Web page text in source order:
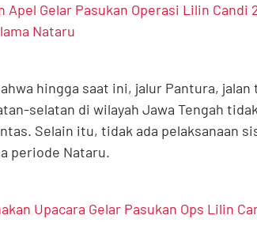
Apel Gelar Pasukan Operasi Lilin Candi
Nataru
hingga saat ini, jalur Pantura, jalan
selatan di wilayah Jawa Tengah
Selain itu, tidak ada pelaksanaan
periode Nataru.
Upacara Gelar Pasukan Ops Lilin